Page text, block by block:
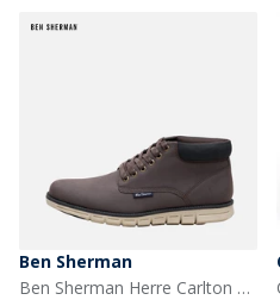
Ben Sherman
Ben Sherman Herre Carlton Chukka Støvler Brun/Sort